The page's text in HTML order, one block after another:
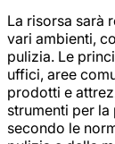
La risorsa sarà
vari ambienti,
pulizia. Le
uffici, aree
prodotti e
strumenti per
secondo le